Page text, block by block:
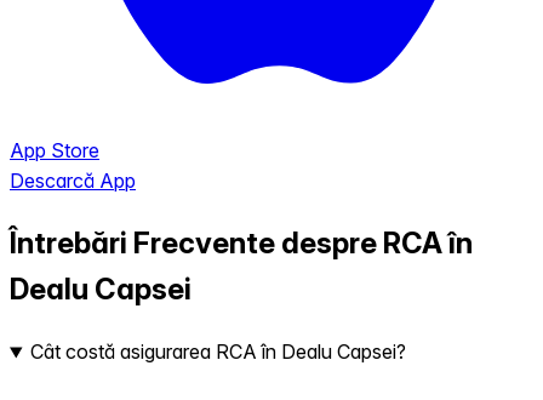
App Store
Descarcă App
Întrebări Frecvente despre RCA în
Dealu Capsei
Cât costă asigurarea RCA în Dealu Capsei?